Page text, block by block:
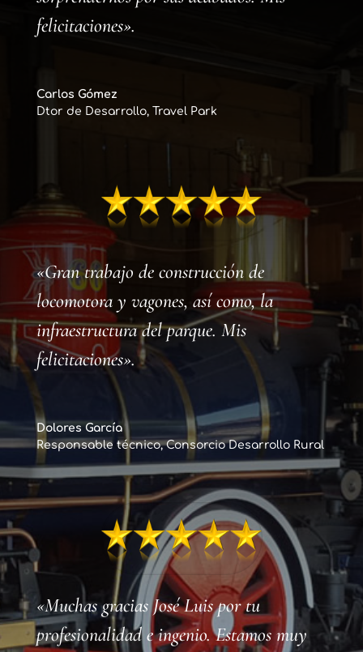
felicitaciones».
Carlos Gómez
Dtor de Desarrollo, Travel Park
«Gran trabajo de construcción de
locomotora y vagones, así como, la
infraestructura del parque. Mis
felicitaciones».
Dolores García
Responsable técnico, Consorcio Desarrollo Rural
«Muchas gracias José Luis por tu
profesionalidad e ingenio. Estamos muy